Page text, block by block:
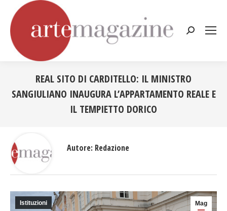
Cerca:
REAL SITO DI CARDITELLO: IL MINISTRO
SANGIULIANO INAUGURA L’APPARTAMENTO REALE E
IL TEMPIETTO DORICO
Mag
Istituzioni
Autore: Redazione